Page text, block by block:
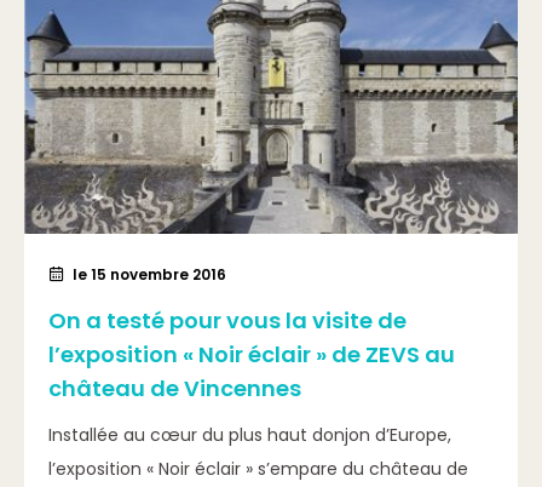
le 15 novembre 2016
On a testé pour vous la visite de
l’exposition « Noir éclair » de ZEVS au
château de Vincennes
Installée au cœur du plus haut donjon d’Europe,
l’exposition « Noir éclair » s’empare du château de